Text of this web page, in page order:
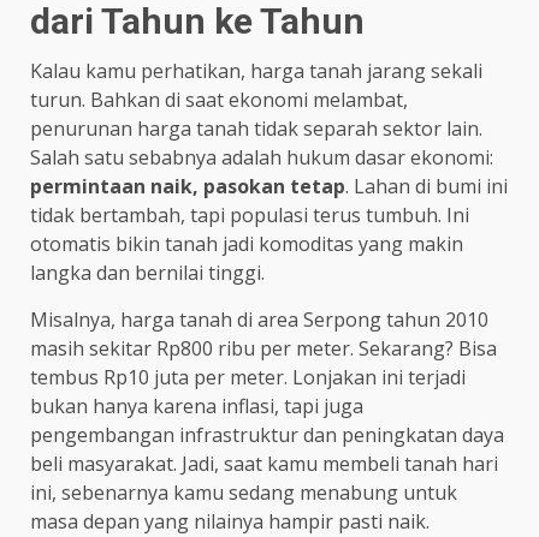
dari Tahun ke Tahun
Kalau kamu perhatikan, harga tanah jarang sekali
turun. Bahkan di saat ekonomi melambat,
penurunan harga tanah tidak separah sektor lain.
Salah satu sebabnya adalah hukum dasar ekonomi:
permintaan naik, pasokan tetap. Lahan di bumi ini
tidak bertambah, tapi populasi terus tumbuh. Ini
otomatis bikin tanah jadi komoditas yang makin
langka dan bernilai tinggi.
Misalnya, harga tanah di area Serpong tahun 2010
masih sekitar Rp800 ribu per meter. Sekarang? Bisa
tembus Rp10 juta per meter. Lonjakan ini terjadi
bukan hanya karena inflasi, tapi juga
pengembangan infrastruktur dan peningkatan daya
beli masyarakat. Jadi, saat kamu membeli tanah hari
ini, sebenarnya kamu sedang menabung untuk
masa depan yang nilainya hampir pasti naik.